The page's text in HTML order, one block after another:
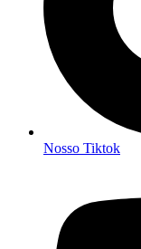
Nosso Tiktok